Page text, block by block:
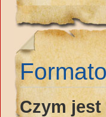
Czym